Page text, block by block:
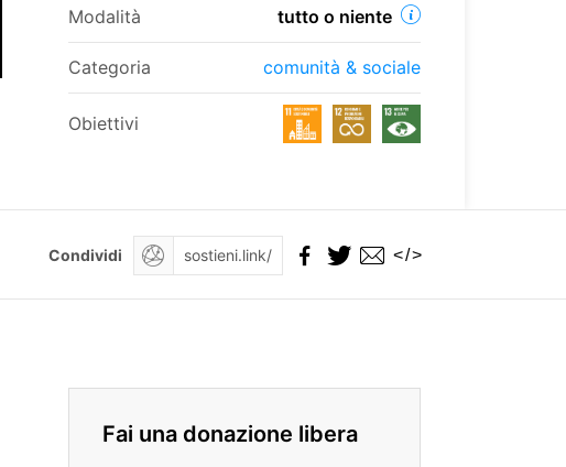
Modalità tutto o niente
Categoria comunità & sociale
Obiettivi
Condividi </>
Fai una donazione libera